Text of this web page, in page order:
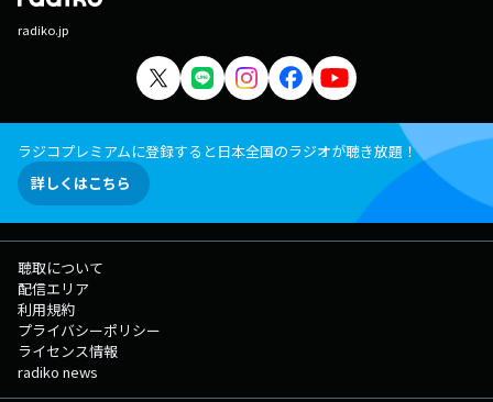
radiko.jp
ラジコプレミアムに登録すると日本全国のラジオが聴き放題！
詳しくはこちら
聴取について
配信エリア
利用規約
プライバシーポリシー
ライセンス情報
radiko news